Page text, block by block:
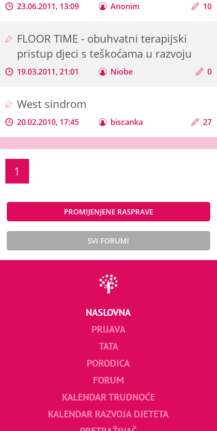
23.06.2011, 13:09 Anonim 10
FLOOR TIME - obuhvatni terapijski
pristup djeci s teškoćama u razvoju
19.03.2011, 21:01 Niobe 0
West sindrom
20.02.2010, 17:45 biscanka 27
1
PROMIJENJENE RASPRAVE
SVI FORUMI
NASLOVNA
PRIJAVA
TATA
PORODICA
FORUM
KALENDAR TRUDNOĆE
KALENDAR RAZVOJA DJETETA